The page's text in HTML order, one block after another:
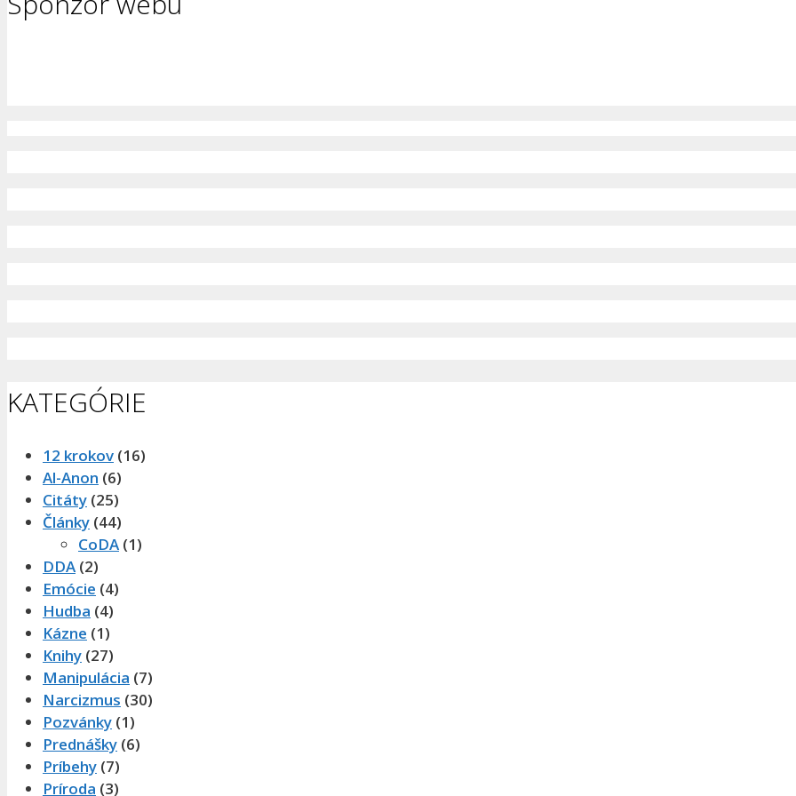
KATEGÓRIE
12 krokov (16)
Al-Anon (6)
Citáty (25)
Články (44)
CoDA (1)
DDA (2)
Emócie (4)
Hudba (4)
Kázne (1)
Knihy (27)
Manipulácia (7)
Narcizmus (30)
Pozvánky (1)
Prednášky (6)
Príbehy (7)
Príroda (3)